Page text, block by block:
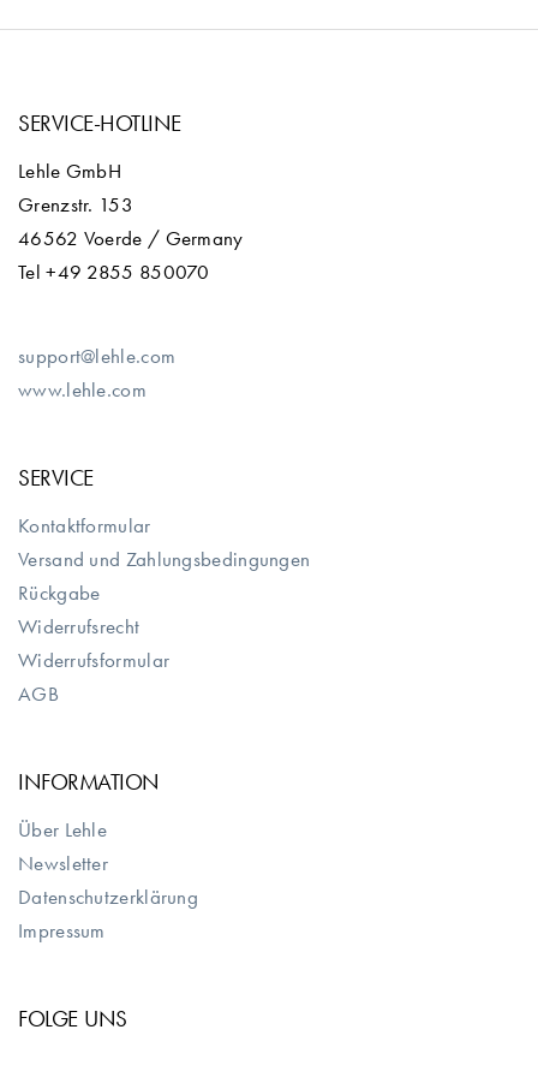
SERVICE-HOTLINE
Lehle GmbH
Grenzstr. 153
46562 Voerde / Germany
Tel +49 2855 850070
support@lehle.com
www.lehle.com
SERVICE
Kontaktformular
Versand und Zahlungsbedingungen
Rückgabe
Widerrufsrecht
Widerrufsformular
AGB
INFORMATION
Über Lehle
Newsletter
Datenschutzerklärung
Impressum
FOLGE UNS